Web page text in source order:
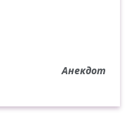
Анекдот